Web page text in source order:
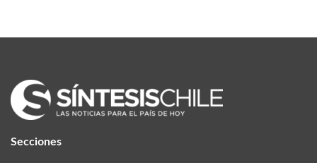
Secciones